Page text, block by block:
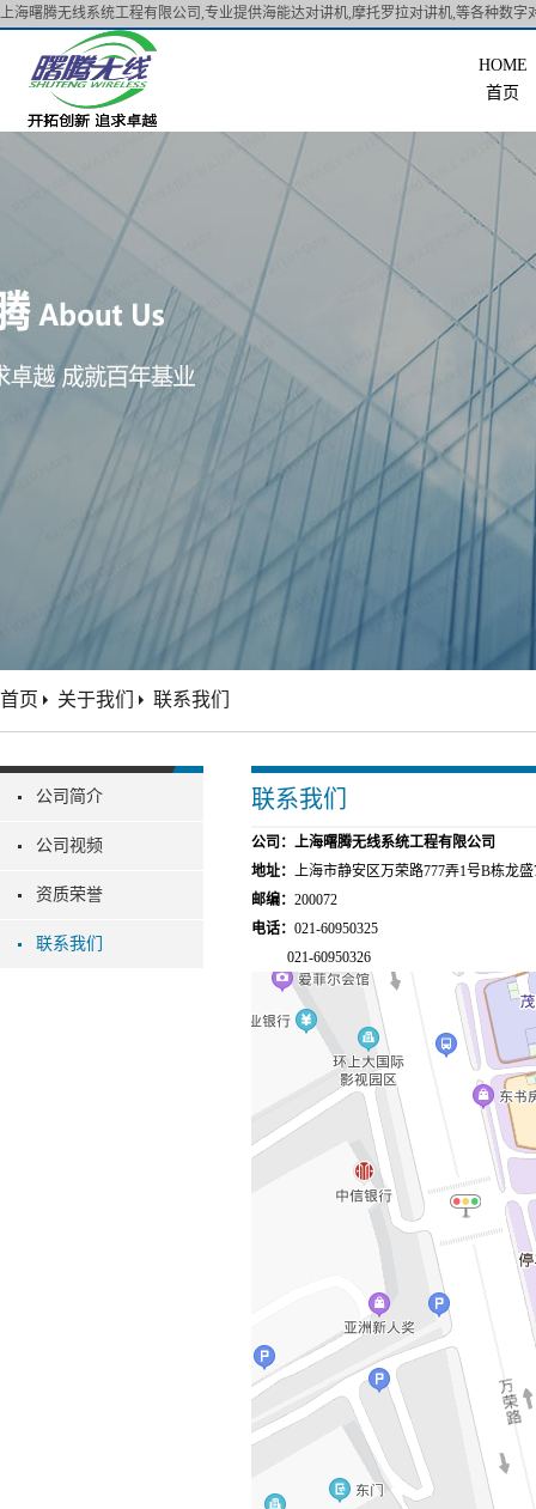
上海曙腾无线系统工程有限公司,专业提供海能达对讲机,摩托罗拉对讲机,等各种数字
首页
公司简介
公司视频
资质荣誉
联系我们
首页 关于我们 联系我们
联系我们
公司：上海曙腾无线系统工程有限公司
地址： 上海市静安区万荣路777弄1号B栋龙盛
邮编： 200072
电话： 021-60950325
021-60950326